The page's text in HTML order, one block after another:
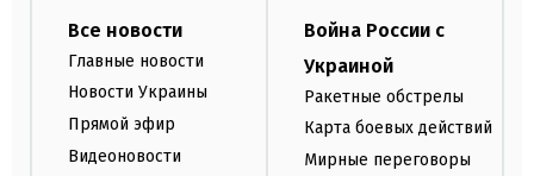
Все новости
Главные новости
Новости Украины
Прямой эфир
Видеоновости
Война России с
Украиной
Ракетные обстрелы
Карта боевых действий
Мирные переговоры